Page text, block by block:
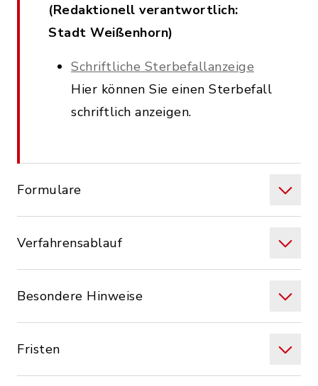
(Redaktionell verantwortlich:
Stadt Weißenhorn)
Schriftliche Sterbefallanzeige
Hier können Sie einen Sterbefall
schriftlich anzeigen.
Formulare
Verfahrensablauf
Besondere Hinweise
Fristen